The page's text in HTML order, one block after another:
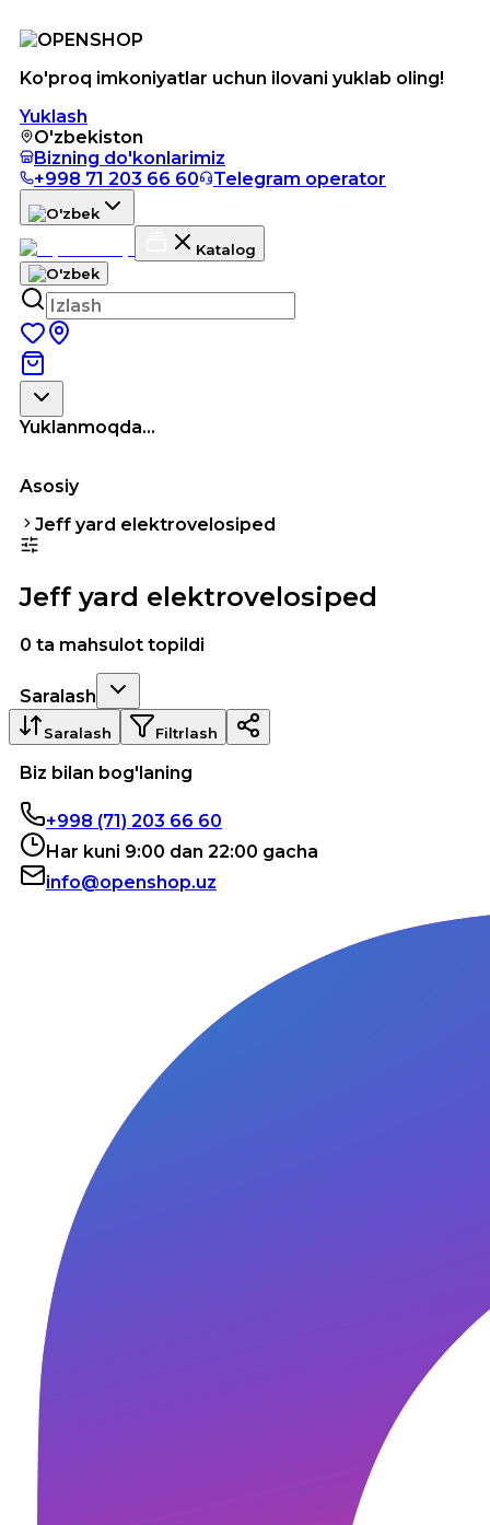
Ko'proq imkoniyatlar uchun ilovani yuklab oling!
Yuklash
O'zbekiston
Bizning do'konlarimiz
+998 71 203 66 60
Telegram operator
Katalog
Yuklanmoqda...
Asosiy
Jeff yard elektrovelosiped
Jeff yard elektrovelosiped
0 ta mahsulot topildi
Saralash
Saralash Filtrlash
Biz bilan bog'laning
+998 (71) 203 66 60
Har kuni 9:00 dan 22:00 gacha
info@openshop.uz